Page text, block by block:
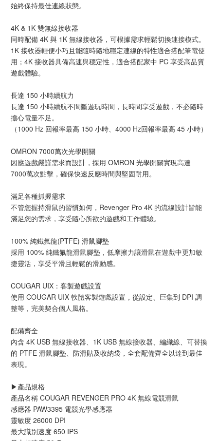
始終保持最佳連線狀態。
4K & 1K 雙無線接收器
同時配備 4K 與 1K 無線接收器，可根據需求輕鬆切換連接模式。
1K 接收器輕便小巧且能隨時隨地穩定連線的特性適合搭配筆電使
用；4K 接收器具備高速與穩定性，適合搭配家中 PC 享受高品質
遊戲體驗。
長達 150 小時續航力
長達 150 小時續航不間斷遊玩時間，長時間享受遊戲，不必隨時
擔心電量不足。
（1000 Hz 回報率最高 150 小時、4000 Hz回報率最高 45 小時）
OMRON 7000萬次光學開關
因應遊戲嚴謹需求而設計，採用 OMRON 光學開關實現高達
7000萬次點擊，確保快速反應時間與堅固耐用。
滿足各種抓握需求
不管您握持滑鼠的習慣如何，Revenger Pro 4K 的流線設計皆能
滿足您的需求，享受隨心所欲的遊戲和工作體驗。
100% 純鐵氟龍(PTFE) 滑鼠腳墊
採用 100% 純鐵氟龍滑鼠腳墊，低摩擦力讓滑鼠在遊戲中更加敏
捷靈活，享受平滑且輕鬆的滑動感。
COUGAR UIX：客製遊戲設置
使用 COUGAR UIX 軟體客製遊戲設置，從設定、巨集到 DPI 調
整等，完美契合個人風格。
配備齊全
內含 4K USB 無線接收器、1K USB 無線接收器、編織線、可替換
的 PTFE 滑鼠腳墊、防滑貼及收納袋，全套配備齊全以達到最佳
表現。
▶️產品規格
產品名稱 COUGAR REVENGER PRO 4K 無線電競滑鼠
感應器 PAW3395 電競光學感應器
靈敏度 26000 DPI
最大識別速度 650 IPS